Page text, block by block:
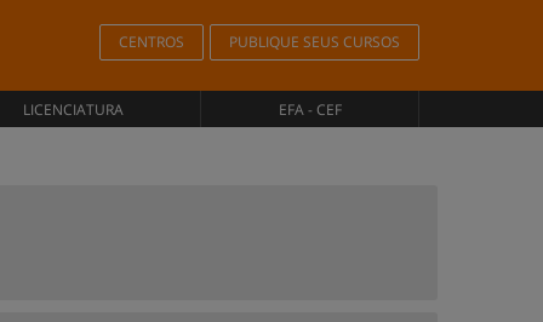
CENTROS PUBLIQUE SEUS CURSOS
LICENCIATURA EFA - CEF